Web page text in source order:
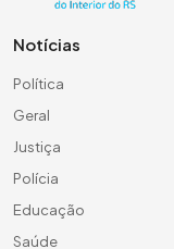
Notícias
Política
Geral
Justiça
Polícia
Educação
Saúde